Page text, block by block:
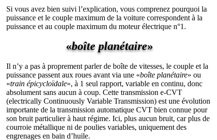
Si vous avez bien suivi l’explication, vous comprenez pourquoi la
puissance et le couple maximum de la voiture correspondent à la
puissance et au couple maximum du moteur électrique n°1.
«boîte planétaire»
Il n’y a pas à proprement parler de boîte de vitesses, le couple et la
puissance passent aux roues avant via une «boîte planétaire» ou
«train épicycloïdale», à 1 seul rapport, variable en continu, donc
absolument sans aucun à coup. Cette transmission e-CVT
(electrically Continuously Variable Transmission) est une évolution
importante de la transmission automatique CVT bien connue pour
son bruit particulier à haut régime. Ici, plus aucun bruit, car plus de
courroie métallique ni de poulies variables, uniquement des
engrenages en bain d’huile.